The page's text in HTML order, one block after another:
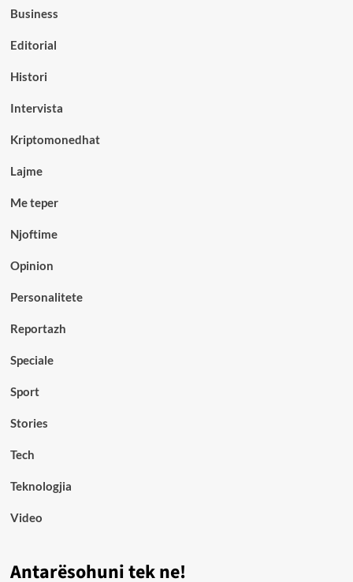
Business
Editorial
Histori
Intervista
Kriptomonedhat
Lajme
Me teper
Njoftime
Opinion
Personalitete
Reportazh
Speciale
Sport
Stories
Tech
Teknologjia
Video
Antarësohuni tek ne!